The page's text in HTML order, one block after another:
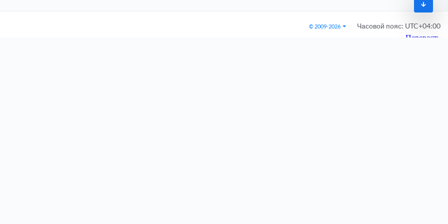
© 2009-2026 Часовой пояс: UTC+04:00